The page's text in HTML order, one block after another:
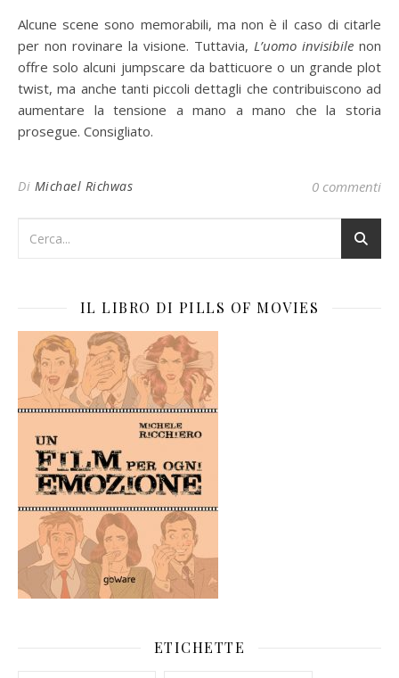
Alcune scene sono memorabili, ma non è il caso di citarle
per non rovinare la visione. Tuttavia, L’uomo invisibile non
offre solo alcuni jumpscare da batticuore o un grande plot
twist, ma anche tanti piccoli dettagli che contribuiscono ad
aumentare la tensione a mano a mano che la storia
prosegue. Consigliato.
Di Michael Richwas 0 commenti
IL LIBRO DI PILLS OF MOVIES
ETICHETTE